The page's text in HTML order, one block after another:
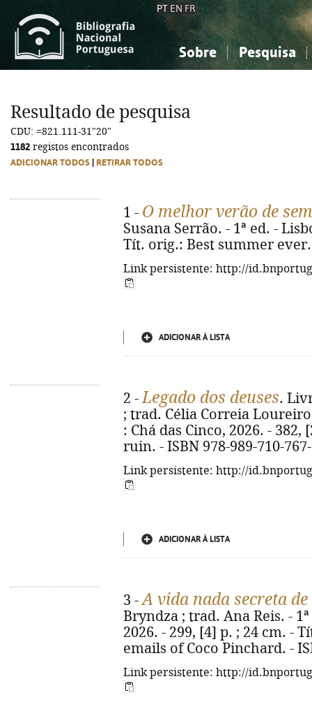
PT EN FR
Sobre Pesquisa
Ciências sociais...
Ciências sociais...
Resultado de pesquisa
CDU: =821.111-31"20"
1182 registos encontrados
ADICIONAR TODOS RETIRAR TODOS
1 - O melhor verão de
Susana Serrão. - 1ª ed. -
Tít. orig.: Best summer ever.
Link persistente: http://
ADICIONAR À LISTA
2 -Legado dos deuses.
; trad. Célia Correia
: Chá das Cinco, 2026. -
ruin. - ISBN 978-989-710-
Link persistente: http://
ADICIONAR À LISTA
3 -A vida nada secreta
Bryndza ; trad. Ana Reis. -
2026. - 299, [4] p. ; 24 cm. -
emails of Coco Pinchard. -
Link persistente: http://